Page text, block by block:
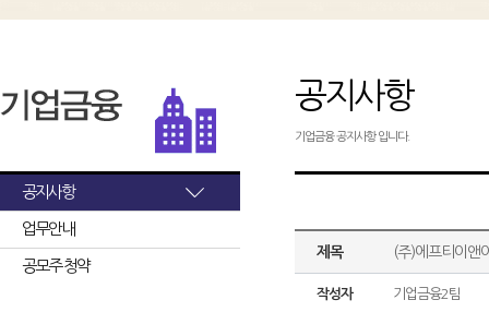
공지사항
업무안내
공모주 청약
공지사항
기업금융 공지사항 입니다.
제목 (주)에프티이앤
작성자 기업금융2팀